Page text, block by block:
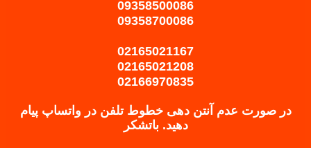
09358500086
09358700086
02165021167
02165021208
02166970835
در صورت عدم آنتن دهی خطوط تلفن در واتساپ پیام
دهید.باتشکر